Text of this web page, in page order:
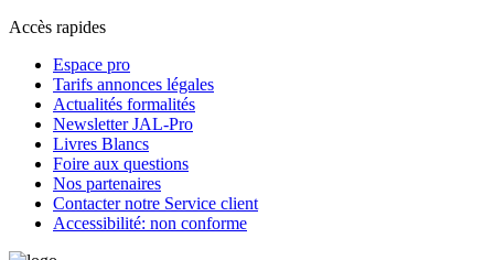
Accès rapides
Espace pro
Tarifs annonces légales
Actualités formalités
Newsletter JAL-Pro
Livres Blancs
Foire aux questions
Nos partenaires
Contacter notre Service client
Accessibilité: non conforme